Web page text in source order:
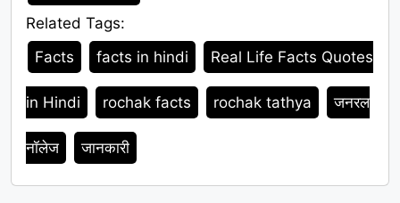
Related Tags:
Tags
Facts facts in hindi Real Life Facts Quotes
in Hindi rochak facts rochak tathya जनरल
नॉलेज जानकारी